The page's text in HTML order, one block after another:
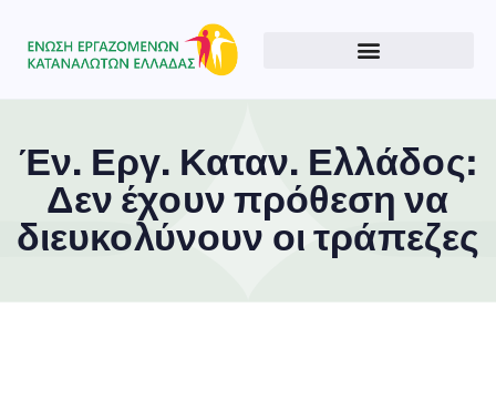
Έν. Εργ. Καταν. Ελλάδος:
Δεν έχουν πρόθεση να
διευκολύνουν οι τράπεζες